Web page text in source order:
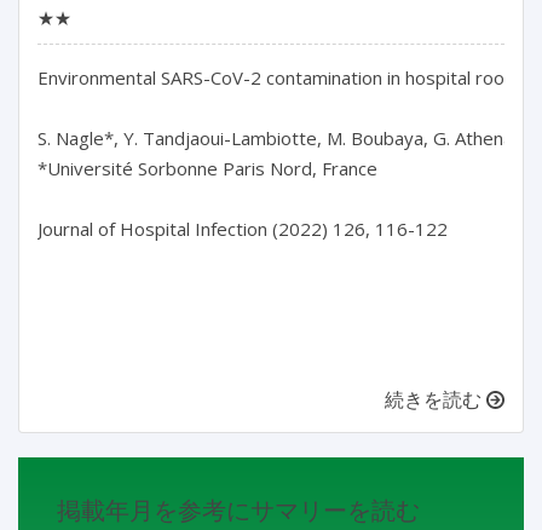
★★
Environmental SARS-CoV-2 contamination in hospital
S. Nagle*, Y. Tandjaoui-Lambiotte, M. Boubaya, G. Athenaïs,
*Université Sorbonne Paris Nord, France
Journal of Hospital Infection (2022) 126, 116-122
続きを読む
掲載年月を参考にサマリーを読む